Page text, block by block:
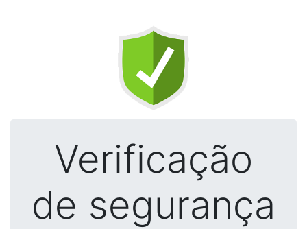
Verificação
de segurança